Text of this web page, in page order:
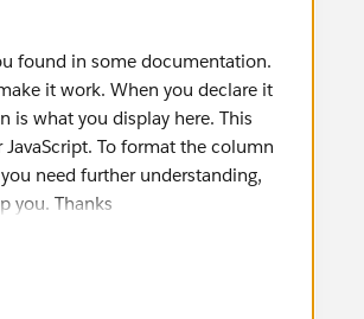
found in some documentation.
it work. When you declare it
is what you display here. This
To format the column
need further understanding,
you. Thanks